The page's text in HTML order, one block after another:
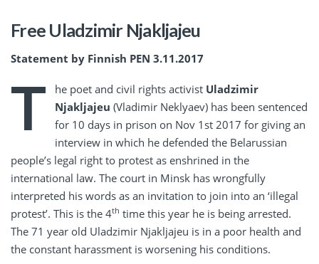
Free Uladzimir Njakljajeu
Statement by Finnish PEN 3.11.2017
T he poet and civil rights activist Uladzimir
Njakljajeu (Vladimir Neklyaev) has been sentenced
for 10 days in prison on Nov 1st 2017 for giving an
interview in which he defended the Belarussian
people’s legal right to protest as enshrined in the
international law. The court in Minsk has wrongfully
interpreted his words as an invitation to join into an ‘illegal
protest’. This is the 4th time this year he is being arrested.
The 71 year old Uladzimir Njakljajeu is in a poor health and
the constant harassment is worsening his conditions.